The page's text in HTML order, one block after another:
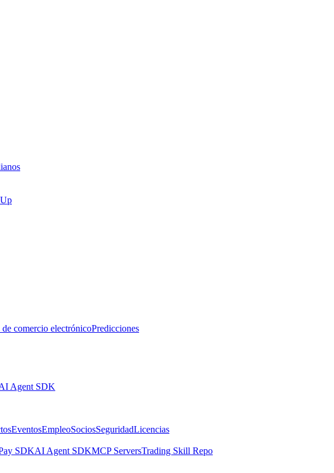
comercio electrónicoPredicciones
Agent SDK
EventosEmpleoSociosSeguridadLicencias
SDKAI Agent SDKMCP ServersTrading Skill Repo